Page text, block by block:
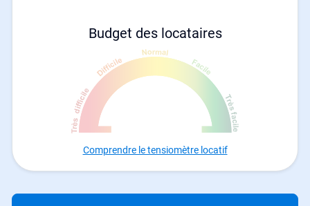
Budget des locataires
Comprendre le tensiomètre locatif